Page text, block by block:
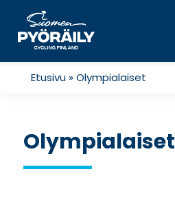
content
Etusivu»Olympialaiset
Olympialaiset